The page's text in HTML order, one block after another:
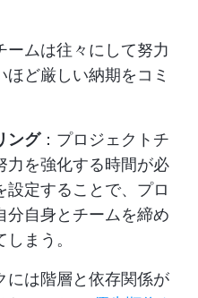
ームは往々にして努力
ど厳しい納期をコミ
ング：プロジェクトチ
力を強化する時間が必
定することで、プロ
分自身とチームを締め
まう。
は階層と依存関係が